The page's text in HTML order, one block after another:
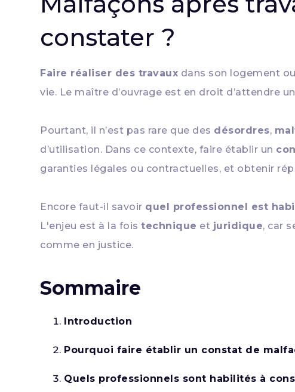
constater ?
Faire réaliser des travaux dans son logement
vie. Le maître d’ouvrage est en droit d’attendre
Pourtant, il n’est pas rare que des désordres,
d’utilisation. Dans ce contexte, faire établir un
garanties légales ou contractuelles, et obtenir
Encore faut-il savoir quel professionnel est
L'enjeu est à la foistechnique et juridique, car
comme en justice.
Sommaire
Introduction
Pourquoi faire établir un constat de
Quels professionnels sont habilités à